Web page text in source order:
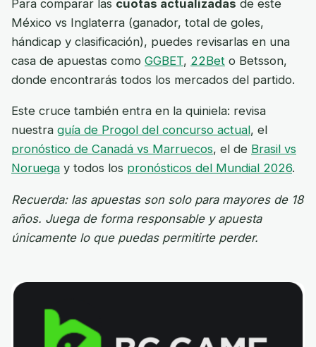
Para comparar las cuotas actualizadas de este
México vs Inglaterra (ganador, total de goles,
hándicap y clasificación), puedes revisarlas en una
casa de apuestas como GGBET, 22Bet o Betsson,
donde encontrarás todos los mercados del partido.
Este cruce también entra en la quiniela: revisa
nuestra guía de Progol del concurso actual, el
pronóstico de Canadá vs Marruecos, el de Brasil vs
Noruega y todos los pronósticos del Mundial 2026.
Recuerda: las apuestas son solo para mayores de 18
años. Juega de forma responsable y apuesta
únicamente lo que puedas permitirte perder.